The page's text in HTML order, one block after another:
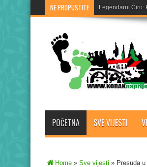
NE PROPUSTITE Legendarni Ćiro:
POČETNA SVE VIJESTI
Home » Sve vijesti » Presuda